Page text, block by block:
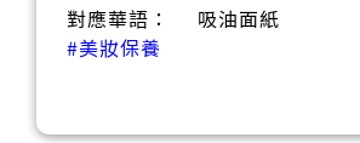
對應華語：
吸油面紙
#美妝保養